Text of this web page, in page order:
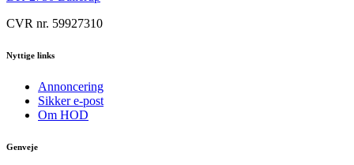
CVR nr. 59927310
Nyttige links
Annoncering
Sikker e-post
Om HOD
Genveje